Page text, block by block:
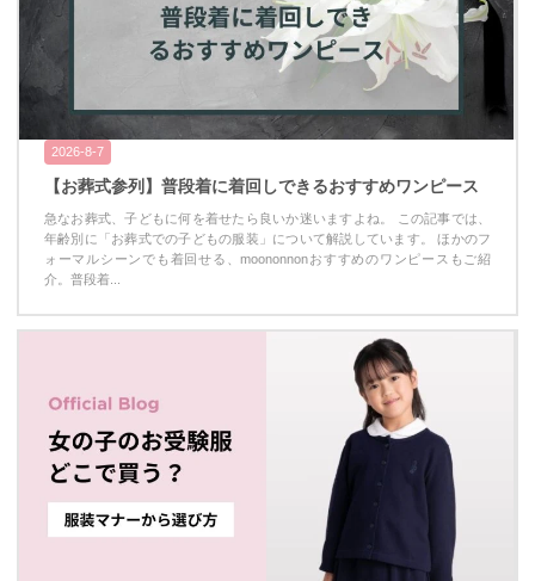
2026-8-7
【お葬式参列】普段着に着回しできるおすすめワンピース
急なお葬式、子どもに何を着せたら良いか迷いますよね。 この記事では、
年齢別に「お葬式での子どもの服装」について解説しています。 ほかのフ
ォーマルシーンでも着回せる、moononnonおすすめのワンピースもご紹
介。普段着...